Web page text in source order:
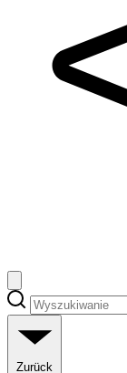
Zurück